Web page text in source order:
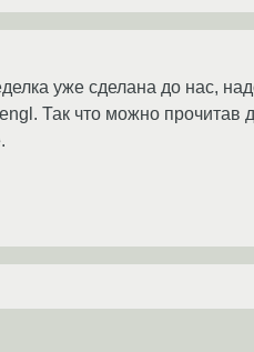
уже сделана до нас,
Так что можно прочитав